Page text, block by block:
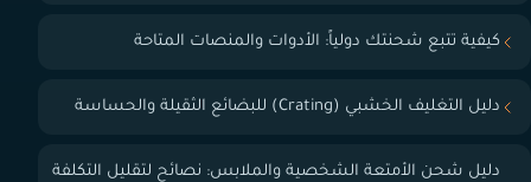
كيفية تتبع شحنتك دولياً: الأدوات والمنصات المتاحة
دليل التغليف الخشبي (Crating) للبضائع الثقيلة والحساسة
دليل شحن الأمتعة الشخصية والملابس: نصائح لتقليل التكلفة